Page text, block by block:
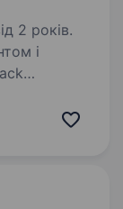
2 років.
і